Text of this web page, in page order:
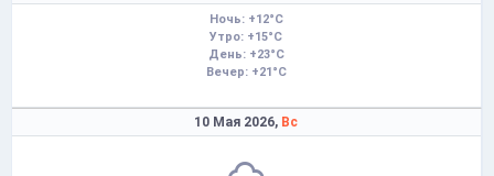
Ночь: +12°C
Утро: +15°C
День: +23°C
Вечер: +21°C
10 Мая 2026, Вс